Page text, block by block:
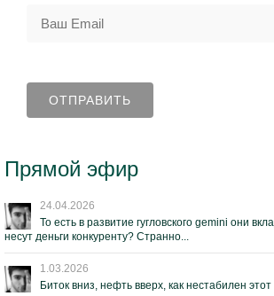
Прямой эфир
24.04.2026
То есть в развитие гугловского gemini они
несут деньги конкуренту? Странно...
1.03.2026
Биток вниз, нефть вверх, как нестабилен